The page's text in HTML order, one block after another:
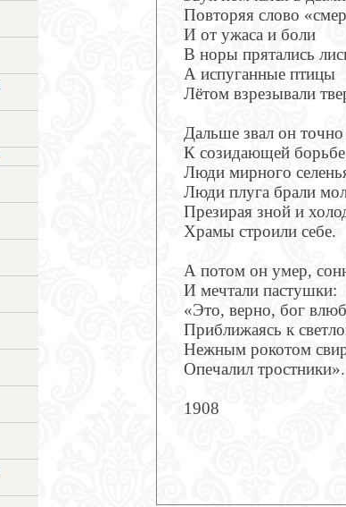
Повторяя слово
И от ужаса и боли
В норы прятались
А испуганные птицы
Лётом взрезывали
Дальше звал он точно
К созидающей
Люди мирного
Люди плуга брали
Презирая зной и
Храмы строили себе.
А потом он умер,
И мечтали пастушки:
«Это, верно, бог
Приближаясь к
Нежным рокотом
Опечалил тростники».
1908